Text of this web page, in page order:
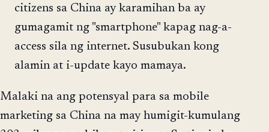
citizens sa China ay karamihan ba ay
gumagamit ng "smartphone" kapag nag-a-
access sila ng internet. Susubukan kong
alamin at i-update kayo mamaya.
Malaki na ang potensyal para sa mobile
marketing sa China na may humigit-kumulang